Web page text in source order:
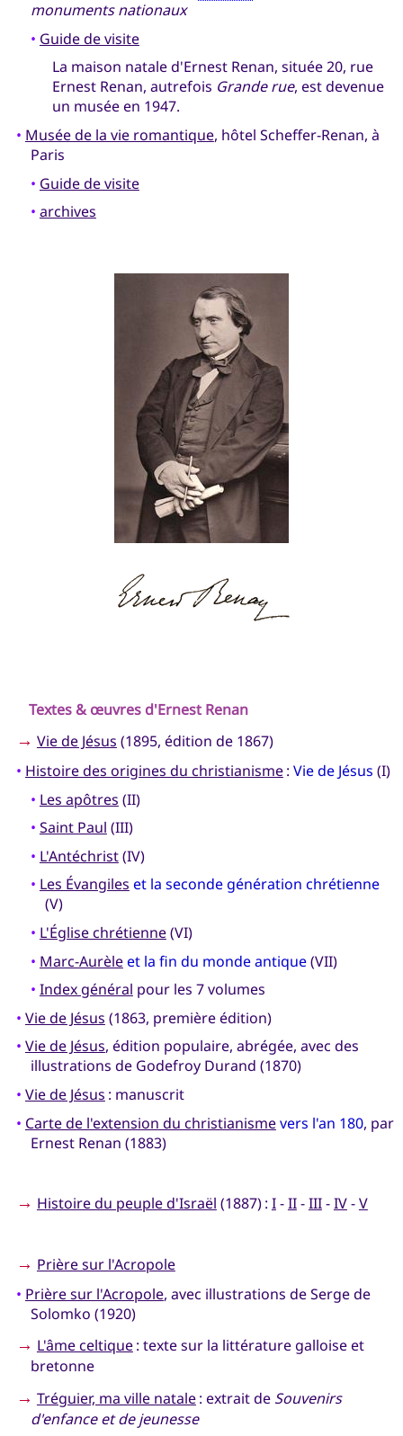
monuments nationaux
• Guide de visite
La maison natale d'Ernest Renan, située 20, rue
Ernest Renan, autrefois Grande rue, est devenue
un musée en 1947.
• Musée de la vie romantique, hôtel Scheffer-Renan, à
Paris
• Guide de visite
• archives
Textes & œuvres d'Ernest Renan
→ Vie de Jésus (1895, édition de 1867)
• Histoire des origines du christianisme: Vie de Jésus (I)
• Les apôtres (II)
• Saint Paul (III)
• L'Antéchrist(IV)
• Les Évangiles et la seconde génération chrétienne
(V)
• L'Église chrétienne(VI)
• Marc-Aurèleet la fin du monde antique(VII)
• Index général pour les 7 volumes
• Vie de Jésus (1863, première édition)
• Vie de Jésus, édition populaire, abrégée, avec des
illustrations de Godefroy Durand (1870)
• Vie de Jésus : manuscrit
• Carte de l'extension du christianismevers l'an 180, par
Ernest Renan (1883)
→ Histoire du peuple d'Israël (1887) : I-II-III-IV-V
→ Prière sur l'Acropole
• Prière sur l'Acropole, avec illustrations de Serge de
Solomko (1920)
→ L'âme celtique: texte sur la littérature galloise et
bretonne
→ Tréguier, ma ville natale: extrait de Souvenirs
d'enfance et de jeunesse